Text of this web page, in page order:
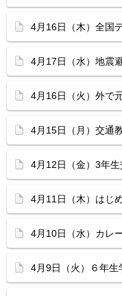
4月16日（木）全国
4月17日（水）地震
4月16日（火）外で
4月15日（月）交通
4月12日（金）3年
4月11日（木）はじ
4月10日（水）カレ
4月9日（火）６年生